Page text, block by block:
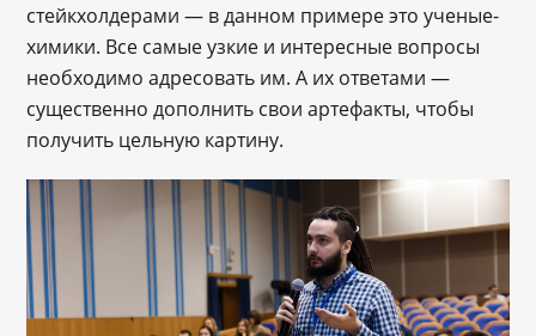
стейкхолдерами — в данном примере это ученые-
химики. Все самые узкие и интересные вопросы
необходимо адресовать им. А их ответами —
существенно дополнить свои артефакты, чтобы
получить цельную картину.